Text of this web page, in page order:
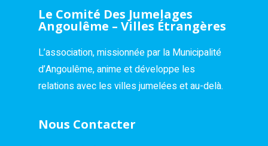
Le Comité Des Jumelages
Angoulême – Villes Étrangères
L’association, missionnée par la Municipalité
d’Angoulême, anime et développe les
relations avec les villes jumelées et au-delà.
Nous Contacter